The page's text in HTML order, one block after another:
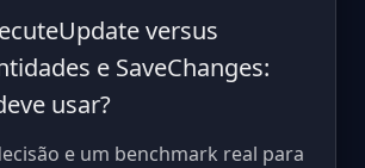
versus
e SaveChanges:
usar?
e um benchmark real para